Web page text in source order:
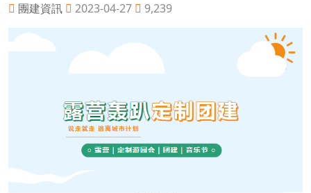
團建資訊 2023-04-27 9,239